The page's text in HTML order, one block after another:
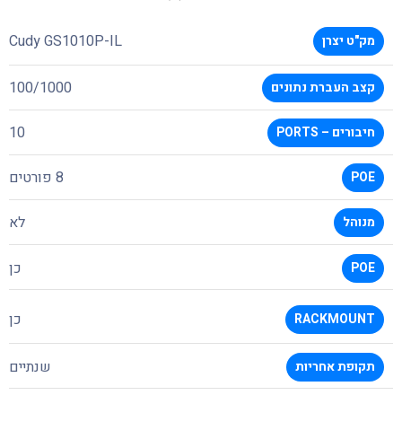
מק"ט יצרן Cudy GS1010P-IL
קצב העברת נתונים 100/1000
חיבורים – PORTS 10
POE 8 פורטים
מנוהל לא
POE כן
RACKMOUNT כן
תקופת אחריות שנתיים